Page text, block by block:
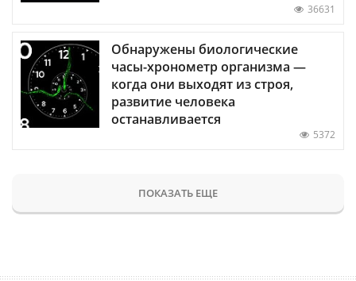
36631
Обнаружены биологические
часы-хронометр организма —
когда они выходят из строя,
развитие человека
останавливается
5372
ПОКАЗАТЬ ЕЩЕ